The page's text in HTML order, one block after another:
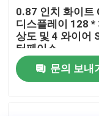
VR 전시회
우리에 대하여
공장 여행
0.87 인치 화이트
디스플레이 128 *
상도 및 4 와이어
터페이스
문의 보내